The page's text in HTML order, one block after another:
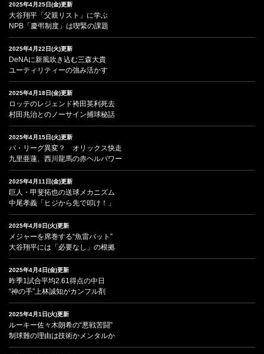
2025年4月25日(金)更新
大谷翔平「父親リスト」に学ぶ
NPB「慶弔制度」は喫緊の課題
2025年4月22日(火)更新
DeNAに新風吹き込む三森大貴
ユーティリティーの強み活かす
2025年4月18日(金)更新
ロッテのレジェンド袴田英利死去
村田兆治とのノーサイン捕球秘話
2025年4月15日(火)更新
パ・リーグ異変？ オリックス快走
九里亜蓮、西川龍馬の赤ヘルパワー
2025年4月11日(金)更新
巨人・甲斐拓也の送球メカニズム
中尾孝義「ヒジから先で叩け！」
2025年4月8日(火)更新
メジャーを席巻する“魚雷バット”
大谷翔平には「必要なし」の根拠
2025年4月4日(金)更新
昨季1試合平均2.61得点の中日
“神の手”上林誠知がカンフル剤
2025年4月1日(火)更新
ルーキー佐々木朗希の“悪戦苦闘”
制球難の理由は技術かメンタルか